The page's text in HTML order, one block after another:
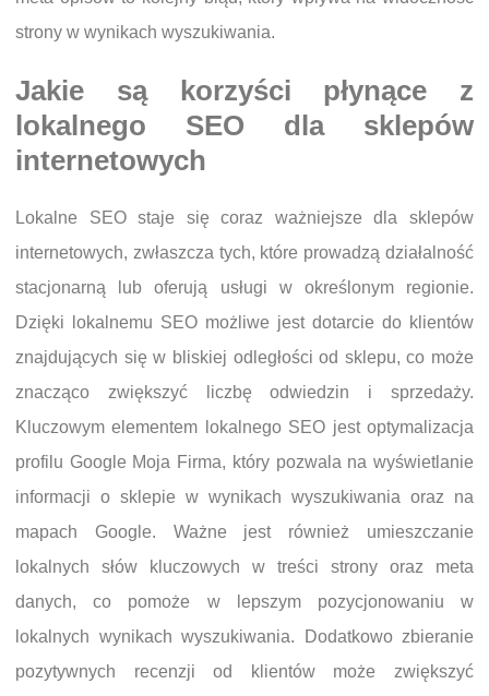
strony w wynikach wyszukiwania.
Jakie są korzyści płynące z
lokalnego SEO dla sklepów
internetowych
Lokalne SEO staje się coraz ważniejsze dla sklepów
internetowych, zwłaszcza tych, które prowadzą działalność
stacjonarną lub oferują usługi w określonym regionie.
Dzięki lokalnemu SEO możliwe jest dotarcie do klientów
znajdujących się w bliskiej odległości od sklepu, co może
znacząco zwiększyć liczbę odwiedzin i sprzedaży.
Kluczowym elementem lokalnego SEO jest optymalizacja
profilu Google Moja Firma, który pozwala na wyświetlanie
informacji o sklepie w wynikach wyszukiwania oraz na
mapach Google. Ważne jest również umieszczanie
lokalnych słów kluczowych w treści strony oraz meta
danych, co pomoże w lepszym pozycjonowaniu w
lokalnych wynikach wyszukiwania. Dodatkowo zbieranie
pozytywnych recenzji od klientów może zwiększyć